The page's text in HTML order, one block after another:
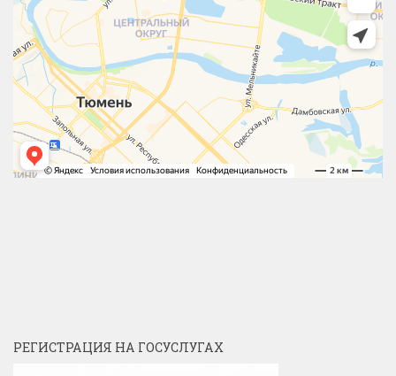
РЕГИСТРАЦИЯ НА ГОСУСЛУГАХ